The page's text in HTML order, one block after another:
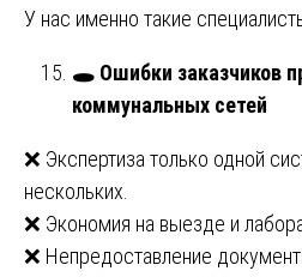
У нас именно такие
🕳 Ошибки заказчиков
коммунальных сетей
❌ Экспертиза только одной
нескольких.
❌ Экономия на выезде и
❌ Непредоставление